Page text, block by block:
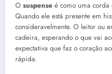
O suspense é como uma corda
Quando ele está presente em
consideravelmente. O leitor ou
cadeira, esperando o que vai
expectativa que faz o coração
rápida.